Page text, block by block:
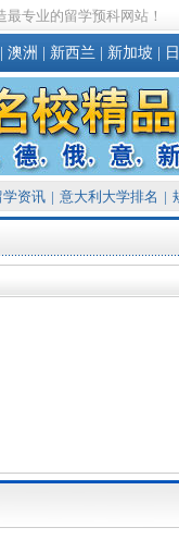
最专业的留学预科网站！
澳洲 新西兰 新加坡
学资讯 | 意大利大学排名 |